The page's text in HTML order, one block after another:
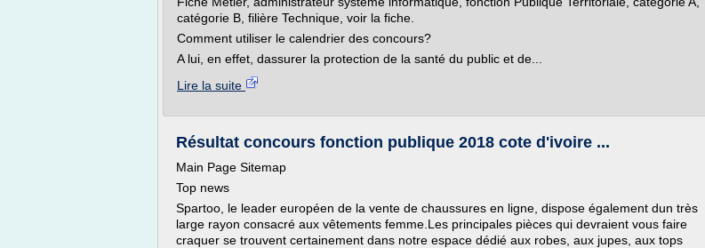
catégorie B, filière Technique, voir la fiche.
Comment utiliser le calendrier des concours?
A lui, en effet, dassurer la protection de la santé du public et de...
Lire la suite
Résultat concours fonction publique 2018 cote d'ivoire ...
Main Page Sitemap
Top news
Spartoo, le leader européen de la vente de chaussures en ligne, dispose également dun très
large rayon consacré aux vêtements femme.Les principales pièces qui devraient vous faire
craquer se trouvent certainement dans notre espace dédié aux robes, aux jupes, aux tops